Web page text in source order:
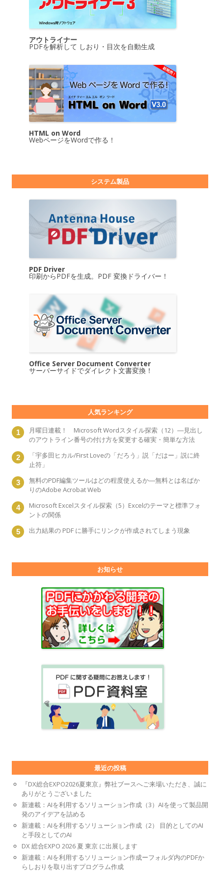
アウトライナー
PDFを解析して しおり・目次を自動生成
HTML on Word
WebページをWordで作る！
システム製品
PDF Driver
印刷からPDFを生成。PDF 変換ドライバー！
Office Server Document Converter
サーバーサイドでダイレクト文書変換！
人気ランキング
月曜日連載！ Microsoft Wordスタイル探索（12）―見出し
のアウトライン番号の付け方を変更する確実・簡単な方法
「宇多田ヒカル/First Loveの「だろう」説「だはー」説に終
止符」
無料のPDF編集ツールはどの程度使えるか―無料とは名ばか
りのAdobe Acrobat Web
Microsoft Excelスタイル探索（5）Excelのテーマと標準フォ
ントの関係
出力結果の PDF に勝手にリンクが作成されてしまう現象
お知らせ
最近の投稿
『DX総合EXPO2026夏東京』弊社ブースへご来場いただき、誠に
ありがとうございました
新連載：AIを利用するソリューション作成（3）AIを使って製品開
発のアイデアを詰める
新連載：AIを利用するソリューション作成（2） 目的としてのAI
と手段としてのAI
DX 総合EXPO 2026 夏 東京 に出展します
新連載：AIを利用するソリューション作成ーフォルダ内のPDFか
らしおりを取り出すプログラム作成